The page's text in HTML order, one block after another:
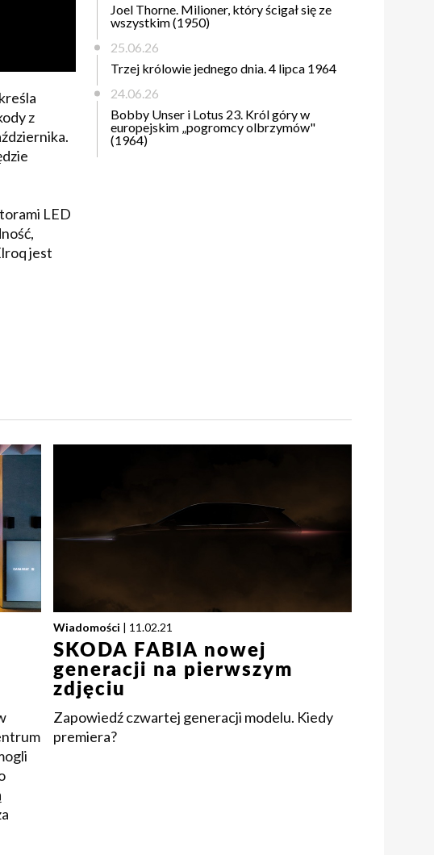
z
LED
jest
Joel Thorne. Milioner, który ścigał się ze
wszystkim (1950)
25.06.26
Trzej królowie jednego dnia. 4 lipca 1964
24.06.26
Bobby Unser i Lotus 23. Król góry w
europejskim „pogromcy olbrzymów"
(1964)
Wiadomości | 11.02.21
SKODA FABIA nowej
generacji na pierwszym
zdjęciu
Zapowiedź czwartej generacji modelu. Kiedy
premiera?